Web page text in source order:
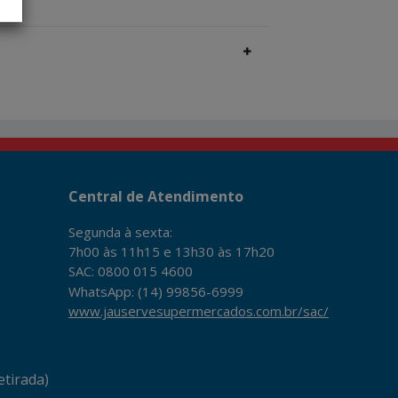
Central de Atendimento
Segunda à sexta:
7h00 às 11h15 e 13h30 às 17h20
SAC: 0800 015 4600
WhatsApp: (14) 99856-6999
www.jauservesupermercados.com.br/sac/